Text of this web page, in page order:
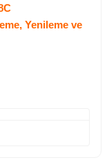
Yenileme ve